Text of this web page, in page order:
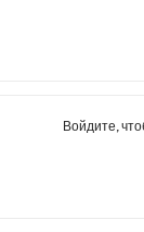
Войдите,